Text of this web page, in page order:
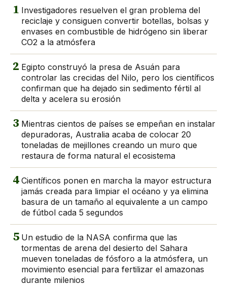
1 Investigadores resuelven el gran problema del
reciclaje y consiguen convertir botellas, bolsas y
envases en combustible de hidrógeno sin liberar
CO2 a la atmósfera
2 Egipto construyó la presa de Asuán para
controlar las crecidas del Nilo, pero los científicos
confirman que ha dejado sin sedimento fértil al
delta y acelera su erosión
3 Mientras cientos de países se empeñan en instalar
depuradoras, Australia acaba de colocar 20
toneladas de mejillones creando un muro que
restaura de forma natural el ecosistema
4 Científicos ponen en marcha la mayor estructura
jamás creada para limpiar el océano y ya elimina
basura de un tamaño al equivalente a un campo
de fútbol cada 5 segundos
5 Un estudio de la NASA confirma que las
tormentas de arena del desierto del Sahara
mueven toneladas de fósforo a la atmósfera, un
movimiento esencial para fertilizar el amazonas
durante milenios